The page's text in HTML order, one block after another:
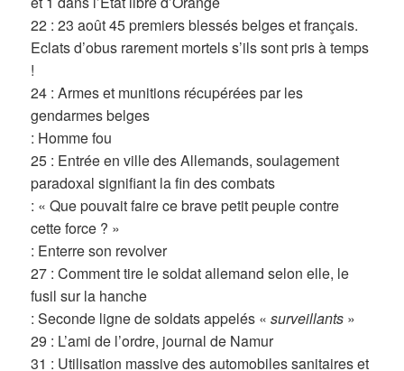
22 : 23 août 45 premiers blessés belges et français.
Eclats d’obus rarement mortels s’ils sont pris à temps
!
24 : Armes et munitions récupérées par les
gendarmes belges
: Homme fou
25 : Entrée en ville des Allemands, soulagement
paradoxal signifiant la fin des combats
: « Que pouvait faire ce brave petit peuple contre
cette force ? »
: Enterre son revolver
27 : Comment tire le soldat allemand selon elle, le
fusil sur la hanche
: Seconde ligne de soldats appelés « surveillants »
29 : L’ami de l’ordre, journal de Namur
31 : Utilisation massive des automobiles sanitaires et